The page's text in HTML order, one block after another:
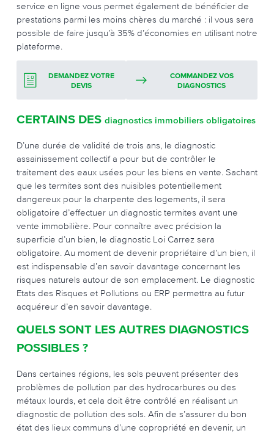
service en ligne vous permet également de bénéficier de
prestations parmi les moins chères du marché : il vous sera
possible de faire jusqu’à 35% d’économies en utilisant notre
plateforme.
DEMANDEZ VOTRE
DEVIS
COMMANDEZ VOS
DIAGNOSTICS
CERTAINS DES diagnostics immobiliers obligatoires
D’une durée de validité de trois ans, le diagnostic
assainissement collectif a pour but de contrôler le
traitement des eaux usées pour les biens en vente. Sachant
que les termites sont des nuisibles potentiellement
dangereux pour la charpente des logements, il sera
obligatoire d’effectuer un diagnostic termites avant une
vente immobilière. Pour connaître avec précision la
superficie d’un bien, le diagnostic Loi Carrez sera
obligatoire. Au moment de devenir propriétaire d’un bien, il
est indispensable d’en savoir davantage concernant les
risques naturels autour de son emplacement. Le diagnostic
Etats des Risques et Pollutions ou ERP permettra au futur
acquéreur d’en savoir davantage.
QUELS SONT LES AUTRES DIAGNOSTICS
POSSIBLES ?
Dans certaines régions, les sols peuvent présenter des
problèmes de pollution par des hydrocarbures ou des
métaux lourds, et cela doit être contrôlé en réalisant un
diagnostic de pollution des sols. Afin de s’assurer du bon
état des lieux communs d’une copropriété en devenir, un